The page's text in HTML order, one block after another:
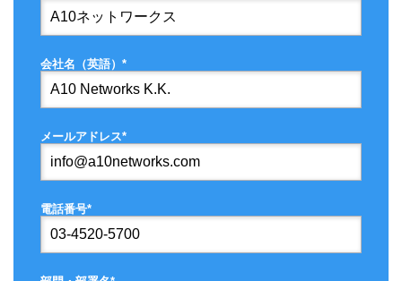
会社名（英語）*
メールアドレス*
電話番号*